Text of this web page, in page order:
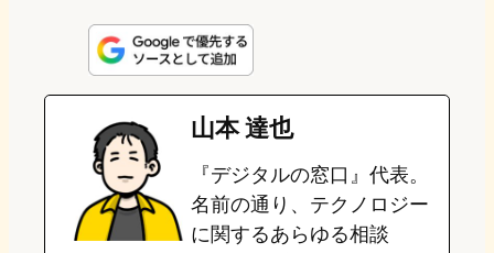
n
e
s
t
o
o
u
e
s
k
e
b
o
o
e
a
山本 達也
『デジタルの窓口』代表。
名前の通り、テクノロジー
に関するあらゆる相談